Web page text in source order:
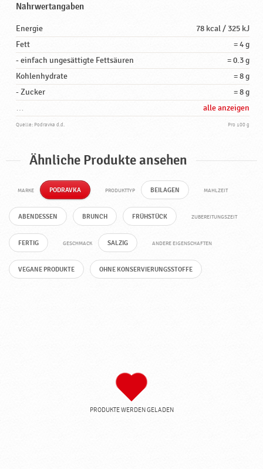
Nährwertangaben
Energie
78 kcal / 325 kJ
Fett
= 4 g
- einfach ungesättigte Fettsäuren
= 0.3 g
Kohlenhydrate
= 8 g
- Zucker
= 8 g
…
alle anzeigen
Quelle: Podravka d.d. Pro 100 g
Ähnliche Produkte ansehen
MARKE PODRAVKA PRODUKTTYP BEILAGEN MAHLZEIT
ABENDESSEN BRUNCH FRÜHSTÜCK ZUBEREITUNGSZEIT
FERTIG GESCHMACK SALZIG ANDERE EIGENSCHAFTEN
VEGANE PRODUKTE OHNE KONSERVIERUNGSSTOFFE
PRODUKTE WERDEN GELADEN